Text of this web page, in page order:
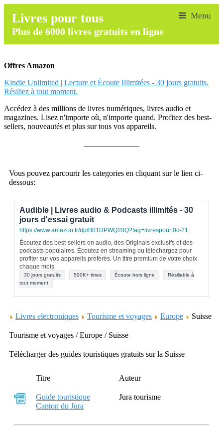
Livres pour tous
Plus de 6000 livres gratuits en ligne
Offres Amazon
Kindle Unlimited | Lecture et Écoute Illimitées - 30 jours gratuits.
Résiliez à tout moment.
Accédez à des millions de livres numériques, livres audio et
magazines. Lisez n'importe où, n'importe quand. Profitez des best-
sellers, nouveautés et plus sur tous vos appareils.
Vous pouvez parcourir les categories en cliquant sur le lien ci-
dessous:
Audible | Livres audio & Podcasts illimités - 30
jours d'essai gratuit
https://www.amazon.fr/dp/B01DPWQ20Q?tag=livrespourt0c-21
Écoutez des best-sellers en audio, des Originals exclusifs et des
podcasts populaires. Écoutez en streaming ou téléchargez pour
profiter sur vos appareils préférés. Un titre premium de votre choix
chaque mois.
30 jours gratuits 500K+ titres Écoute hors ligne
Résiliable à
tout moment
Livres electroniques Tourisme et voyages Europe Suisse
Tourisme et voyages / Europe / Suisse
Télécharger des guides touristiques gratuits sur la Suisse
Titre Auteur
Guide touristique
Canton du Jura
Jura tourisme